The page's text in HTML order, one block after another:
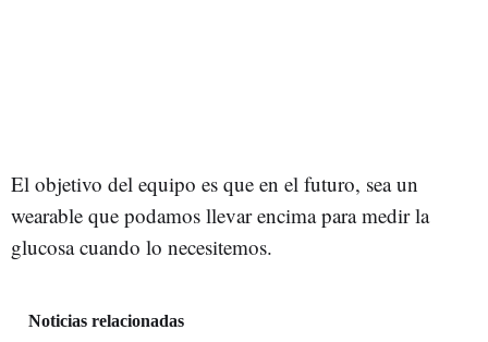
El objetivo del equipo es que en el futuro, sea un
wearable que podamos llevar encima para medir la
glucosa cuando lo necesitemos.
Noticias relacionadas